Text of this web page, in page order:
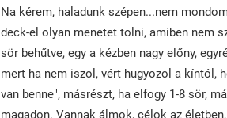
Na kérem, haladunk szépen...nem
deck-el olyan menetet tolni, amiben nem
sör behűtve, egy a kézben nagy előny,
mert ha nem iszol, vért hugyozol a kíntól,
van benne", másrészt, ha elfogy 1-8 sör,
magadon. Vannak álmok, célok az